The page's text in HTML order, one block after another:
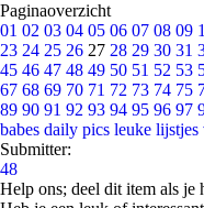
Paginaoverzicht
01 02 03 04 05 06 07 08 09
23 24 25 26 27 28 29 30 31
45 46 47 48 49 50 51 52 53
67 68 69 70 71 72 73 74 75
89 90 91 92 93 94 95 96 97
babes daily pics leuke lijstjes
Submitter:
48
Help ons; deel dit item als je